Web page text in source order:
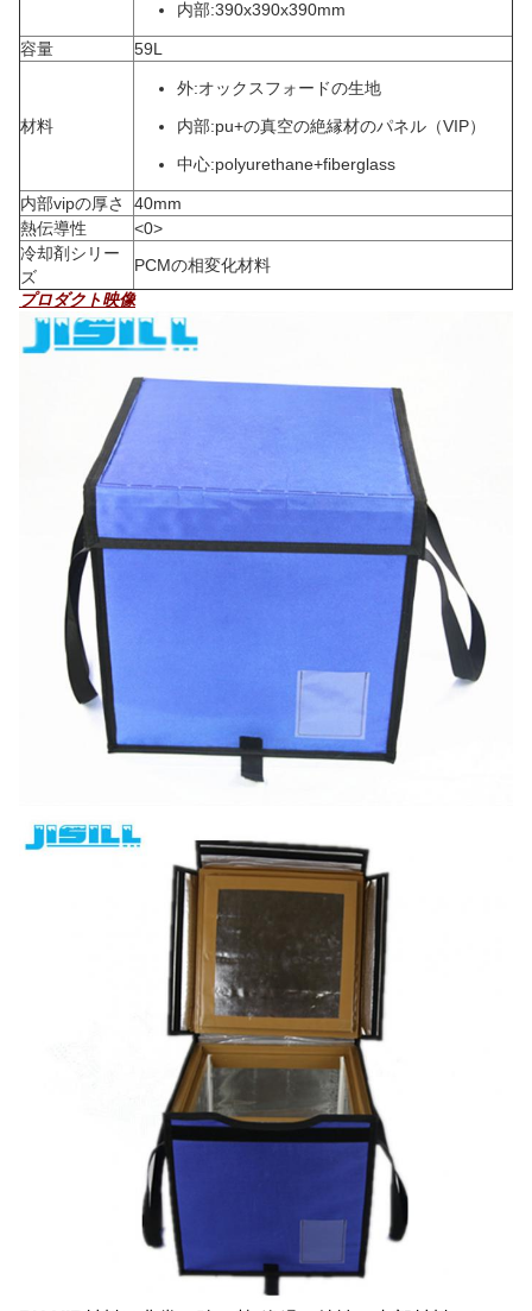
内部:390x390x390mm
容量 59L
材料
外:オックスフォードの生地
内部:pu+の真空の絶縁材のパネル（VIP）
中心:polyurethane+fiberglass
内部vipの厚さ
40mm
熱伝導性
<0>
冷却剤シリー
ズ
PCMの相変化材料
プロダクト映像